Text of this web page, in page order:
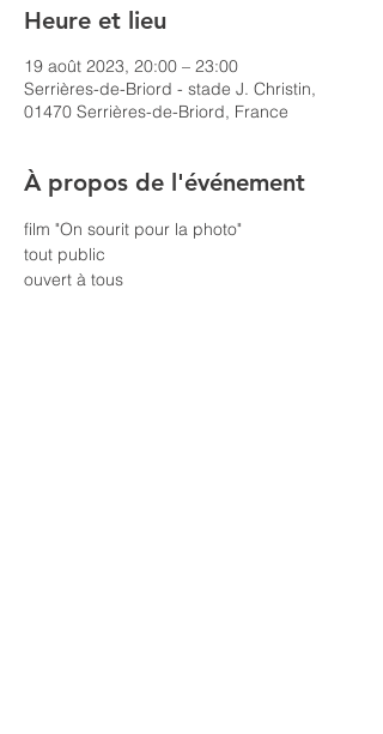
Heure et lieu
19 août 2023, 20:00 – 23:00
Serrières-de-Briord - stade J. Christin,
01470 Serrières-de-Briord, France
À propos de l'événement
film "On sourit pour la photo"
tout public
ouvert à tous